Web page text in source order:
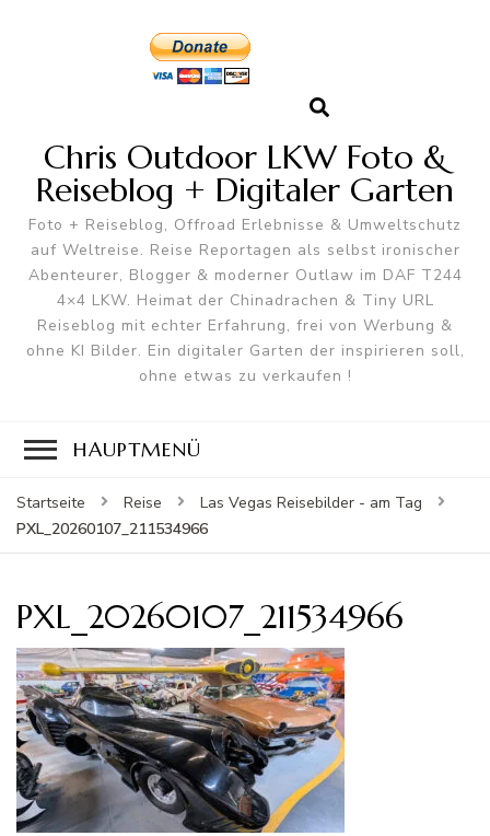
Chris Outdoor LKW Foto &
Reiseblog + Digitaler Garten
Foto + Reiseblog, Offroad Erlebnisse & Umweltschutz
auf Weltreise. Reise Reportagen als selbst ironischer
Abenteurer, Blogger & moderner Outlaw im DAF T244
4×4 LKW. Heimat der Chinadrachen & Tiny URL
Reiseblog mit echter Erfahrung, frei von Werbung &
ohne KI Bilder. Ein digitaler Garten der inspirieren soll,
ohne etwas zu verkaufen !
HAUPTMENÜ
Startseite Reise
Las Vegas Reisebilder - am Tag
PXL_20260107_211534966
PXL_20260107_211534966